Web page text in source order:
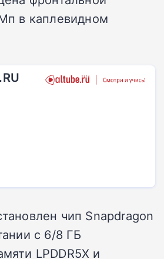
в каплевидном
чип Snapdragon
с 6/8 ГБ
LPDDR5X и